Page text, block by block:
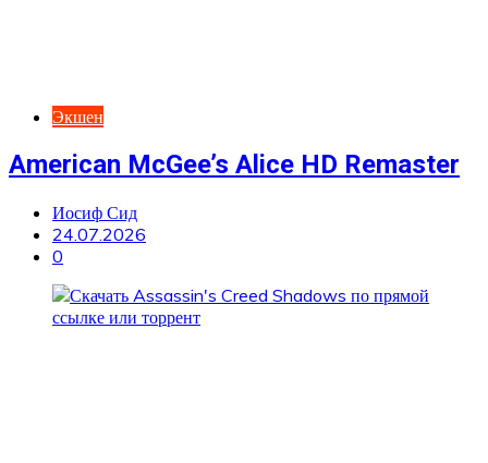
Экшен
American McGee’s Alice HD Remaster
Иосиф Сид
24.07.2026
0